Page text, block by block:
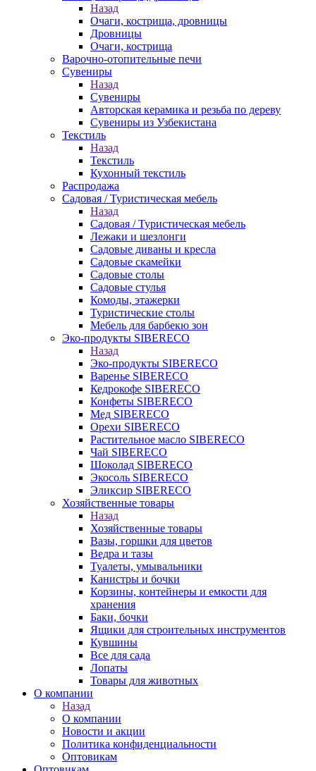
Назад
Очаги, кострища, дровницы
Дровницы
Очаги, кострища
Варочно-отопительные печи
Сувениры
Назад
Сувениры
Авторская керамика и резьба по дереву
Сувениры из Узбекистана
Текстиль
Назад
Текстиль
Кухонный текстиль
Распродажа
Садовая / Туристическая мебель
Назад
Садовая / Туристическая мебель
Лежаки и шезлонги
Садовые диваны и кресла
Садовые скамейки
Садовые столы
Садовые стулья
Комоды, этажерки
Туристические столы
Мебель для барбекю зон
Эко-продукты SIBERECO
Назад
Эко-продукты SIBERECO
Варенье SIBERECO
Кедрокофе SIBERECO
Конфеты SIBERECO
Мед SIBERECO
Орехи SIBERECO
Растительное масло SIBERECO
Чай SIBERECO
Шоколад SIBERECO
Экосоль SIBERECO
Эликсир SIBERECO
Хозяйственные товары
Назад
Хозяйственные товары
Вазы, горшки для цветов
Ведра и тазы
Туалеты, умывальники
Канистры и бочки
Корзины, контейнеры и емкости для
хранения
Баки, бочки
Ящики для строительных инструментов
Кувшины
Все для сада
Лопаты
Товары для животных
О компании
Назад
О компании
Новости и акции
Политика конфиденциальности
Оптовикам